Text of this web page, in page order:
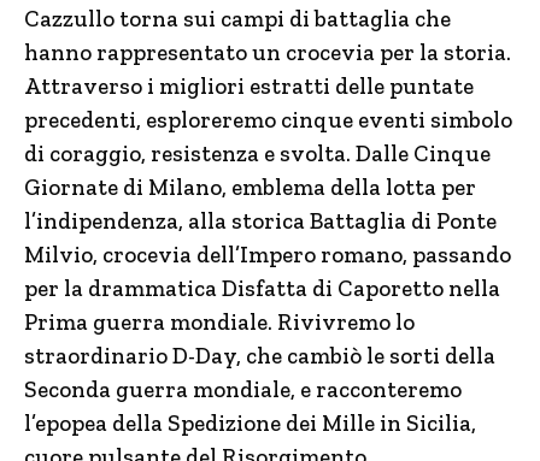
Cazzullo torna sui campi di battaglia che
hanno rappresentato un crocevia per la storia.
Attraverso i migliori estratti delle puntate
precedenti, esploreremo cinque eventi simbolo
di coraggio, resistenza e svolta. Dalle Cinque
Giornate di Milano, emblema della lotta per
l’indipendenza, alla storica Battaglia di Ponte
Milvio, crocevia dell’Impero romano, passando
per la drammatica Disfatta di Caporetto nella
Prima guerra mondiale. Rivivremo lo
straordinario D-Day, che cambiò le sorti della
Seconda guerra mondiale, e racconteremo
l’epopea della Spedizione dei Mille in Sicilia,